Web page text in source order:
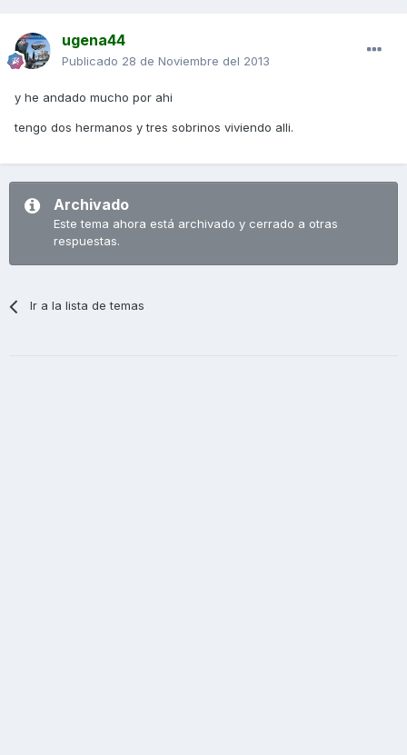
ugena44
Publicado 28 de Noviembre del 2013
y he andado mucho por ahi
tengo dos hermanos y tres sobrinos viviendo alli.
Archivado
Este tema ahora está archivado y cerrado a otras
respuestas.
Ir a la lista de temas